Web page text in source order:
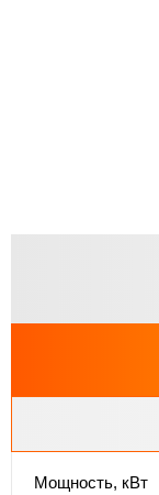
Мощность, кВт